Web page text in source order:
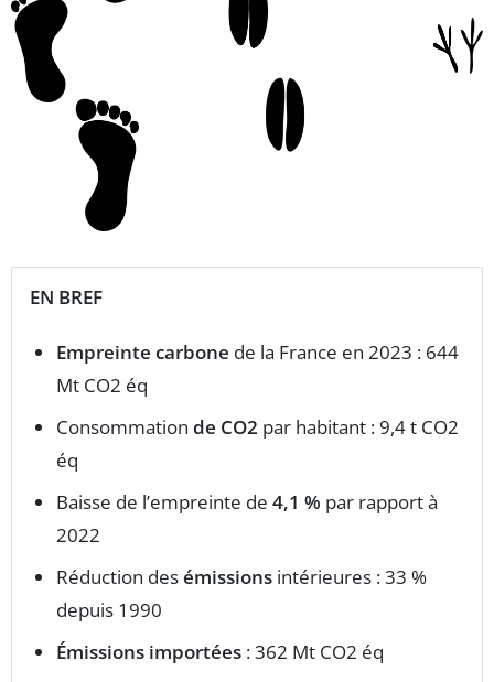
EN BREF
Empreinte carbone de la France en 2023 : 644
Mt CO2 éq
Consommation de CO2 par habitant : 9,4 t CO2
éq
Baisse de l’empreinte de 4,1 % par rapport à
2022
Réduction desémissions intérieures : 33 %
depuis 1990
Émissions importées : 362 Mt CO2 éq